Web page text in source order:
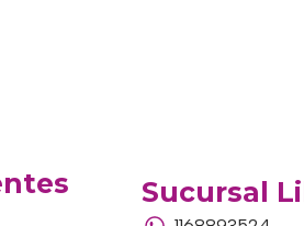
Sucursal